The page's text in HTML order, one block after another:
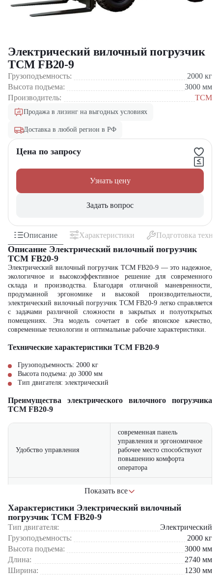
Электрический вилочный погрузчик
TCM FB20-9
Грузоподъемность: 2000 кг
Высота подъема:
3000 мм
Производитель:
TCM
Продажа в лизинг на выгодных условиях
Доставка в любой регион в РФ
Цена по запросу
Узнать цену
Задать вопрос
Описание Характеристики Подготовка
Описание Электрический вилочный погрузчик
TCM FB20-9
Электрический вилочный погрузчик TCM FB20-9 — это надежное,
экологичное и высокоэффективное решение для современного
склада и производства. Благодаря отличной маневренности,
продуманной эргономике и высокой производительности,
электрический вилочный погрузчик TCM FB20-9 легко справляется
с задачами различной сложности в закрытых и полуоткрытых
помещениях. Эта модель сочетает в себе японское качество,
современные технологии и оптимальные рабочие характеристики.
Технические характеристики TCM FB20-9
Грузоподъемность: 2000 кг
Высота подъема: до 3000 мм
Тип двигателя: электрический
Преимущества электрического вилочного погрузчика
TCM FB20-9
Удобство управления
современная панель
управления и эргономичное
рабочее место способствуют
повышению комфорта
оператора
Надежность и долговечность
сборка от TCM
обеспечивают стабильную
Безопасность эксплуатации
многоуровневая система
защиты и устойчивость на
поворотах минимизируют
риск аварийных ситуаций
Показать все
Характеристики Электрический вилочный
погрузчик TCM FB20-9
Тип двигателя:
Электрический
Грузоподъемность:
2000 кг
Высота подъема:
3000 мм
Длина:
2740 мм
Ширина:
1230 мм